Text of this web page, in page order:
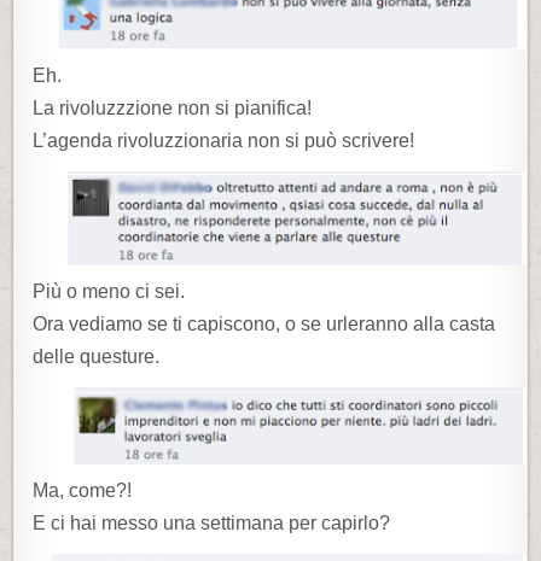
Eh.
La rivoluzzzione non si pianifica!
L’agenda rivoluzzionaria non si può scrivere!
Più o meno ci sei.
Ora vediamo se ti capiscono, o se urleranno alla casta
delle questure.
Ma, come?!
E ci hai messo una settimana per capirlo?